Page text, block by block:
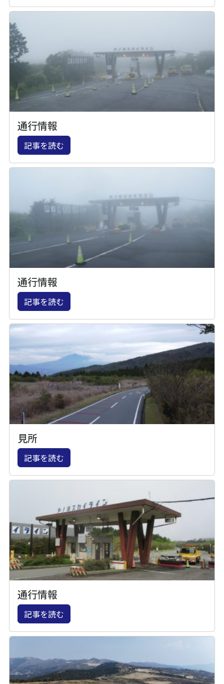
通行情報
記事を読む
通行情報
記事を読む
見所
記事を読む
通行情報
記事を読む